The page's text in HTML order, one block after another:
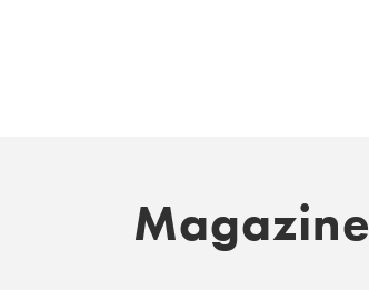
Magazine